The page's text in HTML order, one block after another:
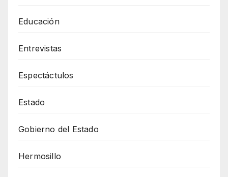
Educación
Entrevistas
Espectáctulos
Estado
Gobierno del Estado
Hermosillo